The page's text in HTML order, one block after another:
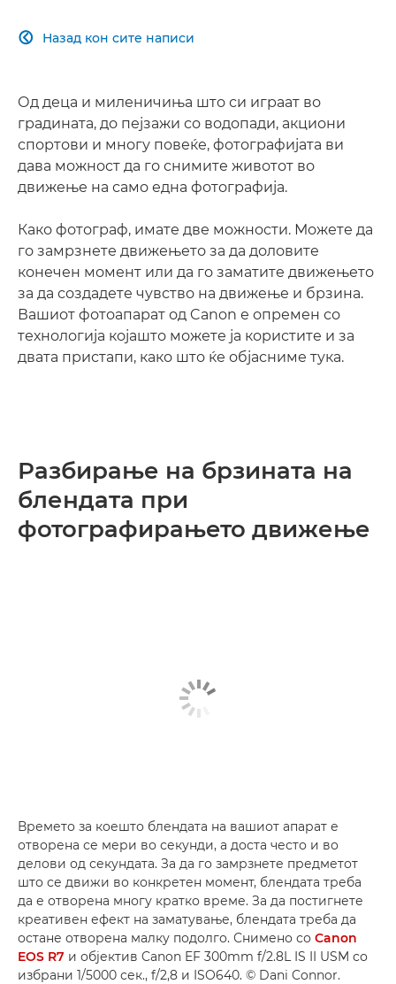
Назад кон сите написи

Од деца и миленичиња што си играат во
градината, до пејзажи со водопади, акциони
спортови и многу повеќе, фотографијата ви
дава можност да го снимите животот во
движење на само една фотографија.
Како фотограф, имате две можности. Можете да
го замрзнете движењето за да доловите
конечен момент или да го заматите движењето
за да создадете чувство на движење и брзина.
Вашиот фотоапарат од Canon е опремен со
технологија којашто можете ја користите и за
двата пристапи, како што ќе објасниме тука.
Разбирање на брзината на
блендата при
фотографирањето движење
Времето за коешто блендата на вашиот апарат е
отворена се мери во секунди, а доста често и во
делови од секундата. За да го замрзнете предметот
што се движи во конкретен момент, блендата треба
да е отворена многу кратко време. За да постигнете
креативен ефект на заматување, блендата треба да
остане отворена малку подолго. Снимено со Canon
EOS R7 и објектив Canon EF 300mm f/2.8L IS II USM со
избрани 1/5000 сек., f/2,8 и ISO640. © Dani Connor.